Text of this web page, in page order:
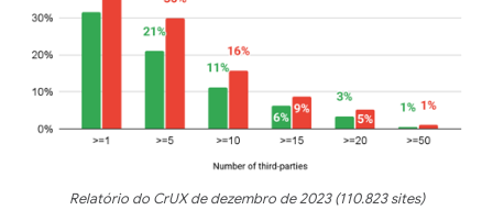
Relatório do CrUX de dezembro de 2023 (110.823 sites)